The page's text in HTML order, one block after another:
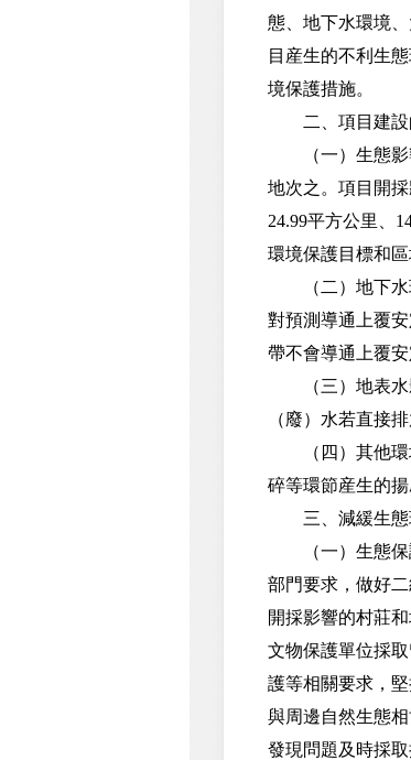
態、地下水環境
目産生的不利生
境保護措施。
二、項目建設
（一）生態影響
地次之。項目開
24.99平方公里、
環境保護目標和
（二）地下水環
對預測導通上覆
帶不會導通上覆
（三）地表水影
（廢）水若直接
（四）其他環境
碎等環節産生的
三、減緩生態
（一）生態保護
部門要求，做好
開採影響的村莊
文物保護單位採
護等相關要求，
與周邊自然生態
發現問題及時採取